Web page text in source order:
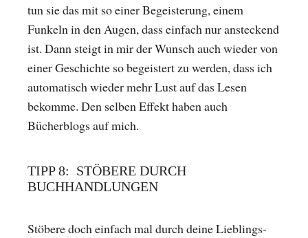
tun sie das mit so einer Begeisterung, einem
Funkeln in den Augen, dass einfach nur ansteckend
ist. Dann steigt in mir der Wunsch auch wieder von
einer Geschichte so begeistert zu werden, dass ich
automatisch wieder mehr Lust auf das Lesen
bekomme. Den selben Effekt haben auch
Bücherblogs auf mich.
TIPP 8: STÖBERE DURCH
BUCHHANDLUNGEN
Stöbere doch einfach mal durch deine Lieblings-